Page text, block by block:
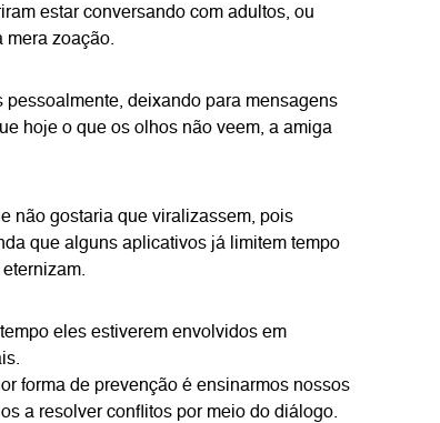
estar conversando com adultos, ou
mera zoação.
deixando para mensagens
hoje o que os olhos não veem, a amiga
não gostaria que viralizassem, pois
que alguns aplicativos já limitem tempo
eles estiverem envolvidos em
forma de prevenção é ensinarmos nossos
a resolver conflitos por meio do diálogo.